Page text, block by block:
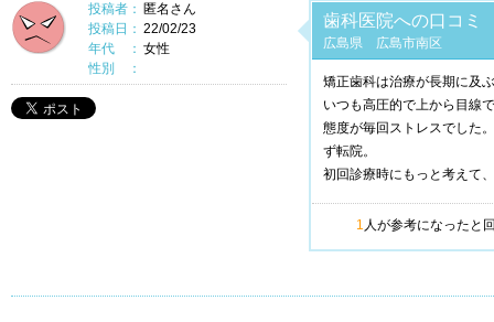
投稿者： 匿名さん
投稿日： 22/02/23
年代 ：
性別 ：
女性
歯科医院への口コミ
広島県 広島市南区
矯正歯科は治療が長期に及
いつも高圧的で上から目線
態度が毎回ストレスでした
ず転院。
初回診療時にもっと考えて
1 人が参考になったと